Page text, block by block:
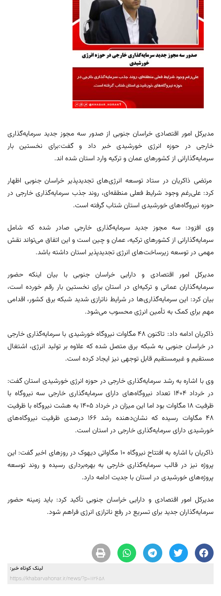
مدیرکل امور اقتصادی خراسان جنوبی از صدور سه مجوز جدید سرمایه‌گذاری
خارجی در حوزه انرژی خورشیدی خبر داد و گفت:برای نخستین بار
سرمایه‌گذارانی از کشورهای عمان و ترکیه وارد استان شده اند.
مرتضی ذاکریان در ستاد توسعه انرژی‌های تجدیدپذیر خراسان جنوبی اظهار
کرد: علی‌رغم وجود شرایط فعلی منطقه‌ای، روند جذب سرمایه‌گذاری خارجی در
حوزه نیروگاه‌های خورشیدی استان شتاب گرفته است.
وی افزود: سه مجوز جدید سرمایه‌گذاری خارجی صادر شده که شامل
سرمایه‌گذارانی از کشورهای ترکیه، عمان و چین است و این اتفاق می‌تواند نقش
مهمی در توسعه زیرساخت‌های انرژی تجدیدپذیر استان داشته باشد.
مدیرکل امور اقتصادی و دارایی خراسان جنوبی با بیان اینکه حضور
سرمایه‌گذاران عمانی و ترکیه‌ای در استان برای نخستین بار رقم خورده است،
بیان کرد: این سرمایه‌گذاری‌ها در شرایط ناترازی شدید شبکه برق کشور، اقدامی
مهم برای کمک به تأمین انرژی محسوب می‌شود.
ذاکریان ادامه داد: تاکنون ۴۸ مگاوات نیروگاه خورشیدی با سرمایه‌گذاری خارجی
در خراسان جنوبی به شبکه برق متصل شده که علاوه بر تولید انرژی، اشتغال
مستقیم و غیرمستقیم قابل توجهی نیز ایجاد کرده است.
وی با اشاره به رشد سرمایه‌گذاری خارجی در حوزه انرژی خورشیدی استان گفت:
در خرداد ۱۴۰۴ تعداد نیروگاه‌های دارای سرمایه‌گذاری خارجی سه نیروگاه با
ظرفیت ۱۸ مگاوات بود اما این میزان در خرداد ۱۴۰۵ به هشت نیروگاه با ظرفیت
۴۸ مگاوات رسیده که نشان‌دهنده رشد ۱۶۶ درصدی ظرفیت نیروگاه‌های
خورشیدی دارای سرمایه‌گذاری خارجی در استان است.
ذاکریان با اشاره به افتتاح نیروگاه ۱۰ مگاواتی دیهوک در روزهای اخیر گفت: این
پروژه نیز در قالب سرمایه‌گذاری خارجی به بهره‌برداری رسیده و روند توسعه
پروژه‌های خورشیدی در استان با جدیت ادامه دارد.
مدیرکل امور اقتصادی و دارایی خراسان جنوبی تأکید کرد: باید زمینه حضور
سرمایه‌گذاران جدید برای تسریع در رفع ناترازی انرژی فراهم شود.
لینک کوتاه خبر:
https://khabarvahonar.ir/news/?p=112658